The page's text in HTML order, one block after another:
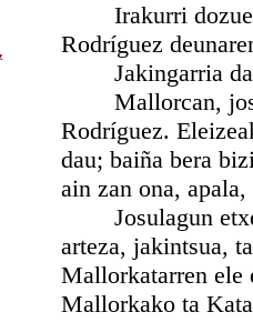
Irakurri dozue
Rodríguez
Jakingarria da
Mallorcan,
Rodríguez.
dau; baiña bera
ain zan ona,
Josulagun etxe
arteza, jakintsua,
Mallorkatarren ele
Mallorkako ta